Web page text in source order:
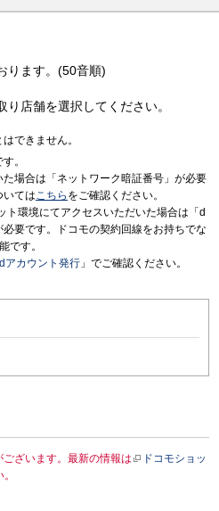
ります。(50音順)
店舗を選択してください。
できません。
。
場合は「ネットワーク暗証番号」が必要
いてはこちら をご確認ください。
ト環境にてアクセスいただいた場合は「d
要です。ドコモの契約回線をお持ちでな
です。
dアカウント発行 」でご確認ください。
ざいます。最新の情報は
ドコモショッ